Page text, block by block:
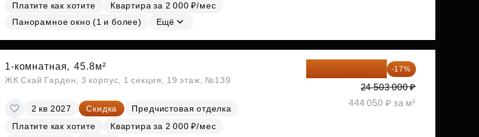
Платите как хотите
Квартира за 2 000 ₽/мес
Панорамное окно (1 и более)
Ещё
1-комнатная, 45.8м²
ЖК Скай Гарден, 3 корпус, 1 секция, 19 этаж, №139
2 кв 2027 Скидка
Предчистовая отделка
Платите как хотите
Квартира за 2 000 ₽/мес
-17%
24 503 000 ₽
444 050 ₽ за м²